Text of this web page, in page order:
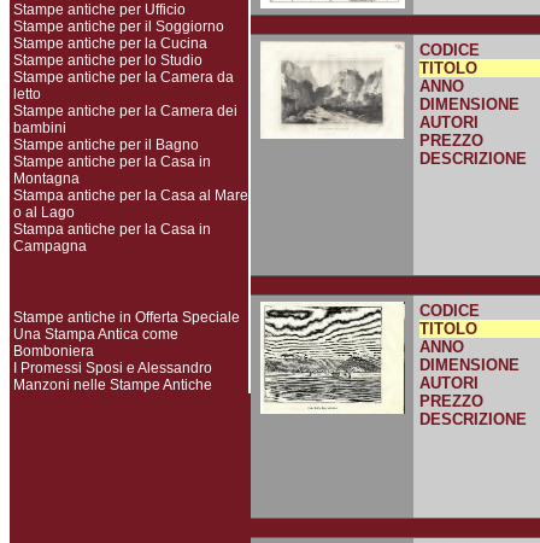
Stampe antiche per Ufficio
Stampe antiche per il Soggiorno
Stampe antiche per la Cucina
Stampe antiche per lo Studio
Stampe antiche per la Camera da
letto
Stampe antiche per la Camera dei
bambini
Stampe antiche per il Bagno
Stampe antiche per la Casa in
Montagna
Stampa antiche per la Casa al Mare
o al Lago
Stampa antiche per la Casa in
Campagna
Stampe antiche in Offerta Speciale
Una Stampa Antica come
Bomboniera
I Promessi Sposi e Alessandro
Manzoni nelle Stampe Antiche
CODICE
TITOLO
ANNO
DIMENSIONE
AUTORI
PREZZO
DESCRIZIONE
CODICE
TITOLO
ANNO
DIMENSIONE
AUTORI
PREZZO
DESCRIZIONE